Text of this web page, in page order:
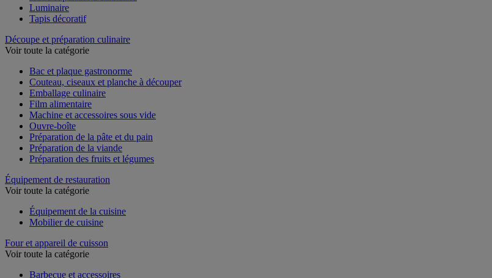
Huile et parfum d’ambiance
Luminaire
Découpe et préparation culinaire
Bac et plaque gastronorme
Couteau, ciseaux et planche à découper
Emballage culinaire
Film alimentaire
Machine et accessoires sous vide
Ouvre-boîte
Préparation de la pâte et du pain
Préparation de la viande
Équipement de restauration
Équipement de la cuisine
Four et appareil de cuisson